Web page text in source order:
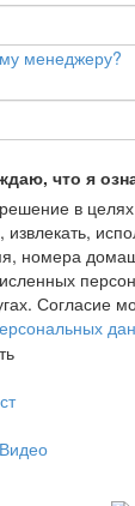
менеджеру?
что я
в целях
извлекать,
Согласие